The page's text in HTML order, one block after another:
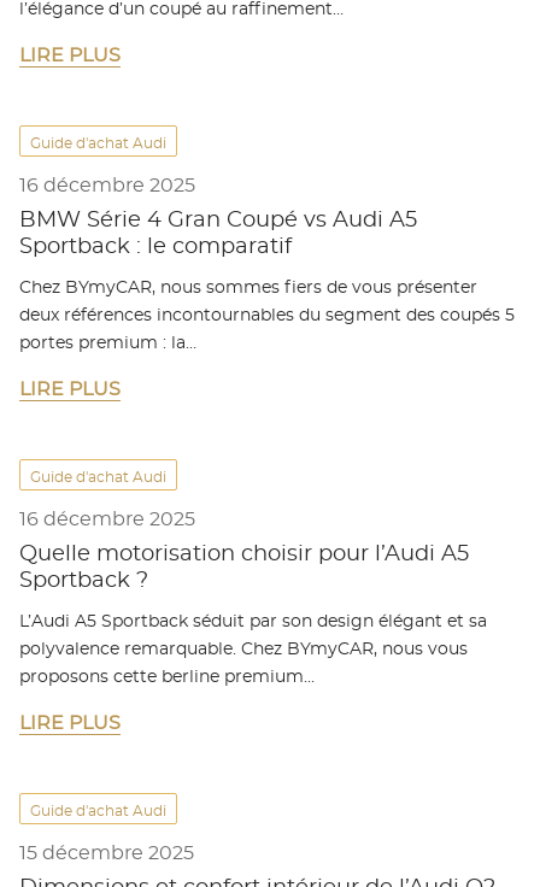
l’élégance d’un coupé au raffinement…
LIRE PLUS
Guide d'achat Audi
16 décembre 2025
BMW Série 4 Gran Coupé vs Audi A5
Sportback : le comparatif
Chez BYmyCAR, nous sommes fiers de vous présenter
deux références incontournables du segment des coupés 5
portes premium : la…
LIRE PLUS
Guide d'achat Audi
16 décembre 2025
Quelle motorisation choisir pour l’Audi A5
Sportback ?
L’Audi A5 Sportback séduit par son design élégant et sa
polyvalence remarquable. Chez BYmyCAR, nous vous
proposons cette berline premium…
LIRE PLUS
Guide d'achat Audi
15 décembre 2025